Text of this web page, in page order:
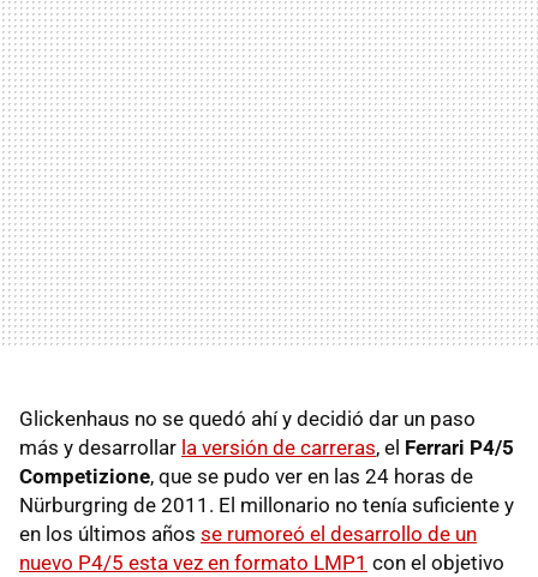
Glickenhaus no se quedó ahí y decidió dar un paso
más y desarrollar la versión de carreras, el Ferrari P4/5
Competizione, que se pudo ver en las 24 horas de
Nürburgring de 2011. El millonario no tenía suficiente y
en los últimos años se rumoreó el desarrollo de un
nuevo P4/5 esta vez en formato LMP1 con el objetivo